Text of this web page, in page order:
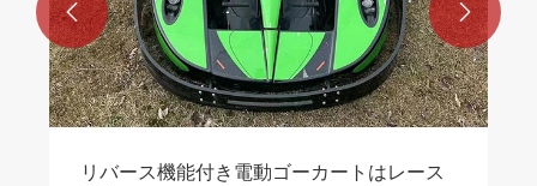
リバース機能付き電動ゴーカートはレース
 